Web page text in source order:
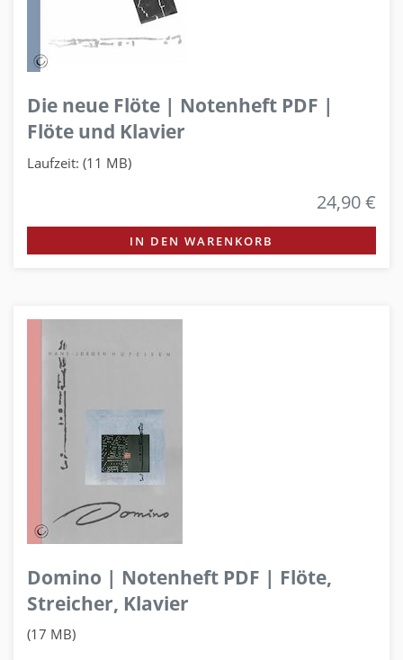
Die neue Flöte | Notenheft PDF |
Flöte und Klavier
Laufzeit: (11 MB)
24,90 €
IN DEN WARENKORB
Domino | Notenheft PDF | Flöte,
Streicher, Klavier
(17 MB)